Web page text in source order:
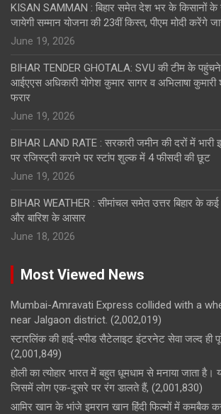
KISAN SAMMAN : बिहार समेत देश भर के किसानों
जायेगी सम्मान योजना की 23वीं किस्त, पीएम मोदी करेंगे
June 19, 2026
BIHAR TENDER GHOTALA: SVU की टीम के
आईएएस अधिकारी योगेश कुमार सागर व अभिलाषा कुमारी
फरार
June 19, 2026
BIHAR LAND RATE : सरकारी जमीन की दरों में भारी
पर रजिस्ट्री कराने पर स्टांप शुल्क में 4 फीसदी की छूट
June 19, 2026
BIHAR WEATHER : सीमांचल समेत उत्तर बिहार के
और बारिश के आसार
June 18, 2026
Most Viewed News
Mumbai-Amravati Express collided with a
near Jalgaon district. (2,002,019)
स्टारलिंक की हाई-स्पीड सैटेलाइट इंटरनेट सेवा जल्द ही
(2,001,849)
होली का त्योहार भारत में बहुत धूमधाम से मनाया जाता है।
जिसमें लोग एक-दूसरे पर रंग डालते हैं, (2,001,830)
आमिर खान के भांजे इमरान खान हिंदी फिल्मों में कमबैक